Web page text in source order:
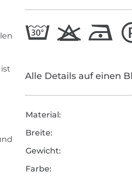
Alle Details auf einen
Material:
Breite:
Gewicht:
Farbe: